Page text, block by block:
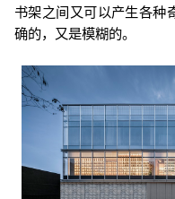
书架之间又可以产生各种
确的，又是模糊的。